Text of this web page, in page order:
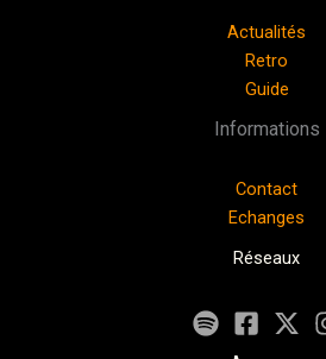
Actualités
Retro
Guide
Informations
Contact
Echanges
Réseaux